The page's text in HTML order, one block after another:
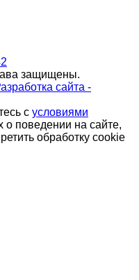
защищены.
сайта -
с условиями
поведении на сайте,
обработку cookie